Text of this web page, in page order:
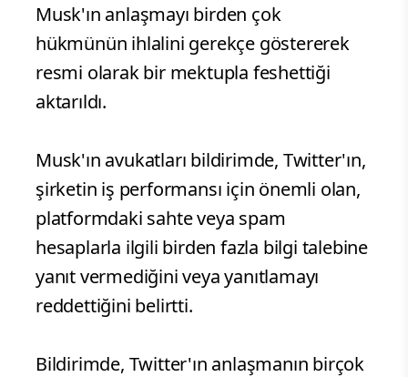
Musk'ın anlaşmayı birden çok
hükmünün ihlalini gerekçe göstererek
resmi olarak bir mektupla feshettiği
aktarıldı.
Musk'ın avukatları bildirimde, Twitter'ın,
şirketin iş performansı için önemli olan,
platformdaki sahte veya spam
hesaplarla ilgili birden fazla bilgi talebine
yanıt vermediğini veya yanıtlamayı
reddettiğini belirtti.
Bildirimde, Twitter'ın anlaşmanın birçok